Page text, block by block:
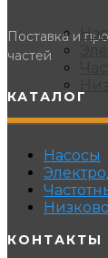
Поставка и
частей
КАТАЛОГ
Насосы
КОНТАКТЫ